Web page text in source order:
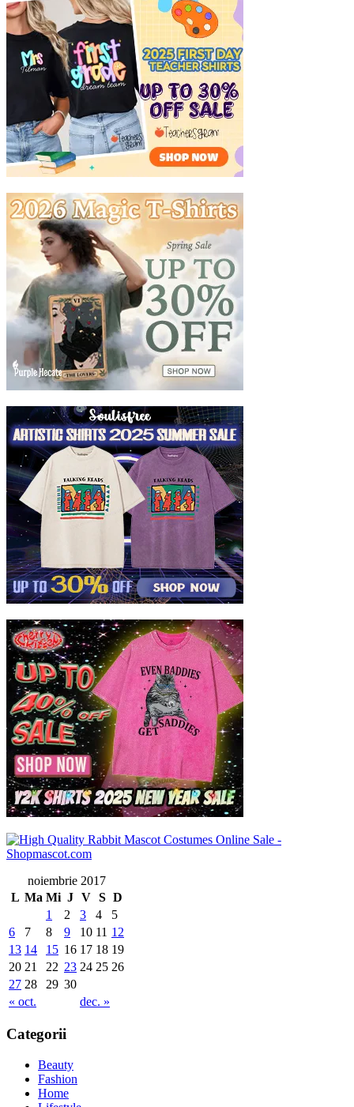
noiembrie 2017
L Ma Mi J V S D
« oct. dec. »
1 2 3 4
5
6
7 8 9 10 11 12
13 14 15 16 17 18 19
20 21 22 23 24 25 26
27 28 29 30
Categorii
Beauty
Fashion
Home